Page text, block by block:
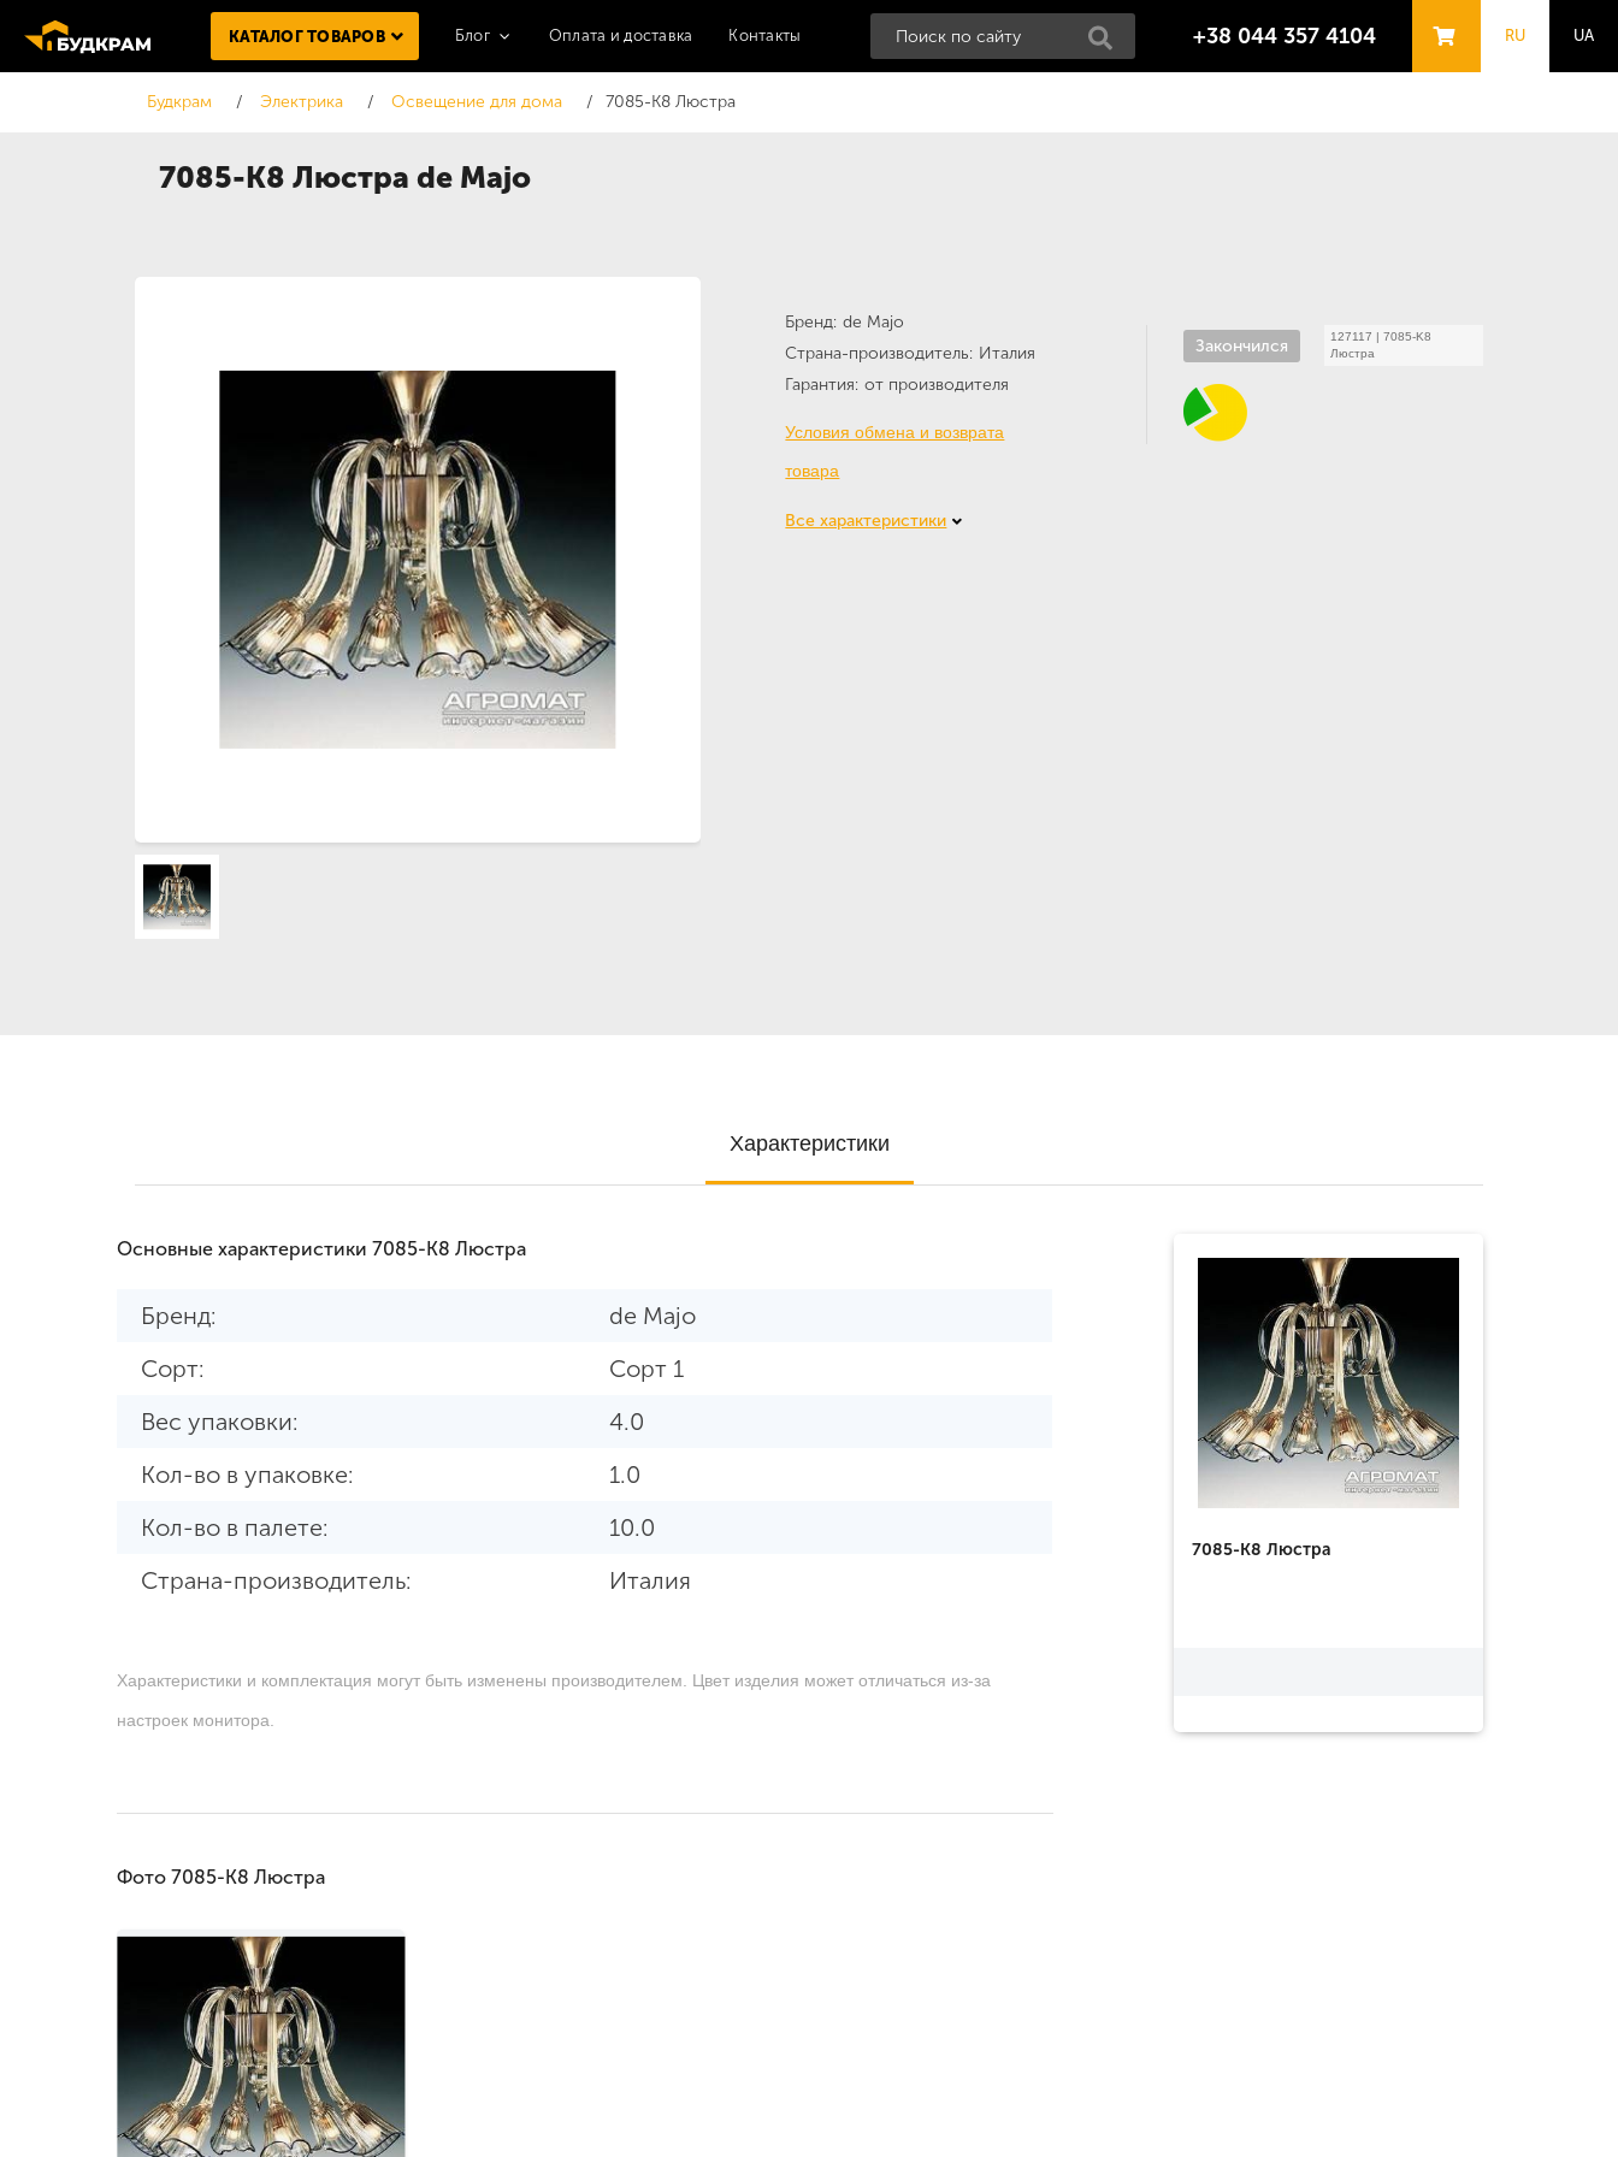
КАТАЛОГ ТОВАРОВ Блог Оплата и доставка Контакты +38 044 357 4104 RU UA
Будкрам Электрика Освещение для дома 7085-K8 Люстра
7085-K8 Люстра de Majo
Бренд de Majo
Страна-производитель Италия
Гарантия от производителя
Условия обмена и возврата
товара
Все характеристики
Закончился 127117 | 7085-K8
Люстра
Характеристики
Основные характеристики 7085-K8 Люстра
Бренд:
de Majo
Сорт:
Сорт 1
Вес упаковки:
4.0
Кол-во в упаковке:
1.0
Кол-во в палете:
10.0
Страна-производитель:
Италия
Характеристики и комплектация могут быть изменены производителем. Цвет изделия может отличаться из-за
настроек монитора.
Фото 7085-K8 Люстра
7085-K8 Люстра